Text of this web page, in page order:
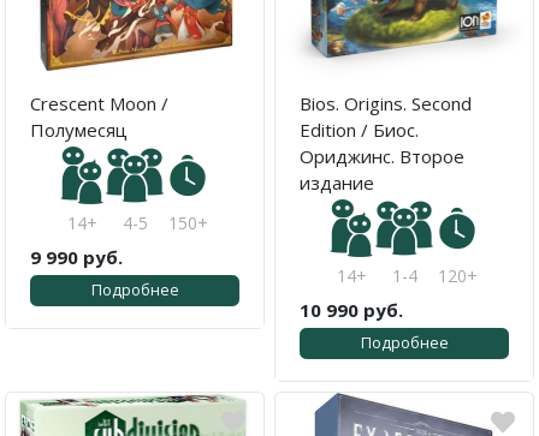
Crescent Moon /
Полумесяц
14+ 4-5 150+
9 990 руб.
Подробнее
Bios. Origins. Second
Edition / Биос.
Ориджинс. Второе
издание
14+ 1-4 120+
10 990 руб.
Подробнее